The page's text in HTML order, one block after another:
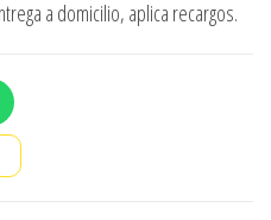
a domicilio, aplica recargos.